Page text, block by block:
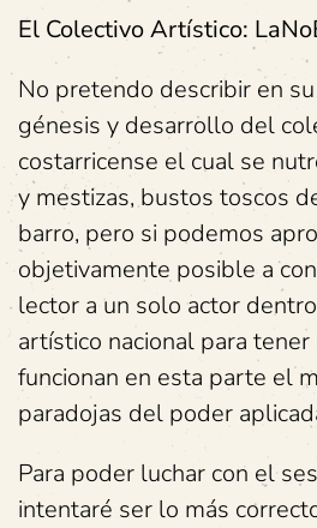
El Colectivo Artístico:
No pretendo describir en
génesis y desarrollo del
costarricense el cual se
y mestizas, bustos toscos
barro, pero si podemos
objetivamente posible a
lector a un solo actor
artístico nacional para
funcionan en esta parte el
paradojas del poder
Para poder luchar con el
intentaré ser lo más